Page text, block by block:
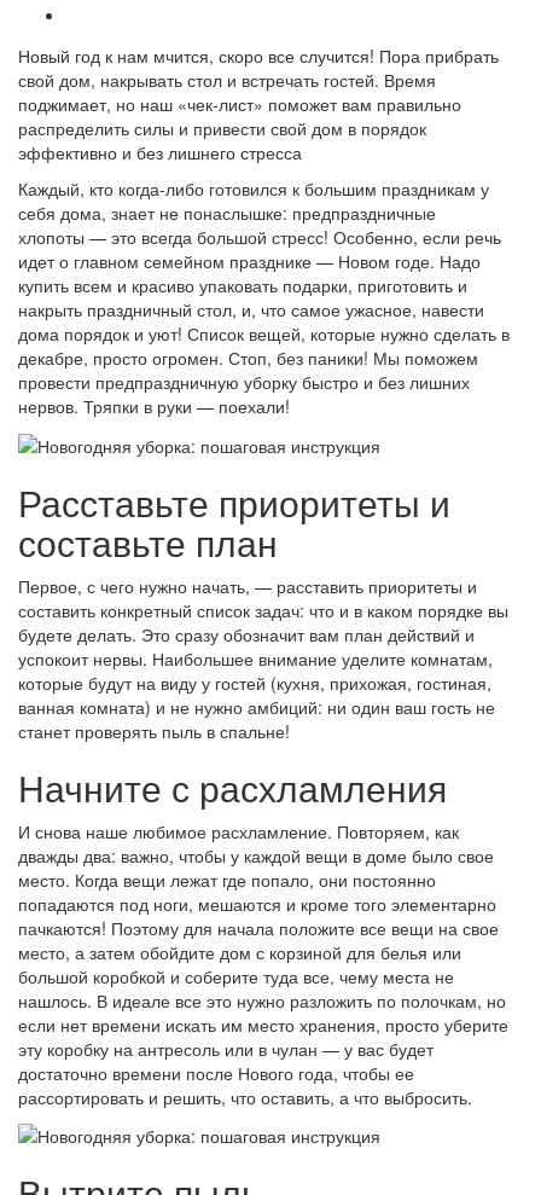
Новый год к нам мчится, скоро все случится! Пора прибрать
свой дом, накрывать стол и встречать гостей. Время
поджимает, но наш «чек-лист» поможет вам правильно
распределить силы и привести свой дом в порядок
эффективно и без лишнего стресса
Каждый, кто когда-либо готовился к большим праздникам у
себя дома, знает не понаслышке: предпраздничные
хлопоты — это всегда большой стресс! Особенно, если речь
идет о главном семейном празднике — Новом годе. Надо
купить всем и красиво упаковать подарки, приготовить и
накрыть праздничный стол, и, что самое ужасное, навести
дома порядок и уют! Список вещей, которые нужно сделать в
декабре, просто огромен. Стоп, без паники! Мы поможем
провести предпраздничную уборку быстро и без лишних
нервов. Тряпки в руки — поехали!
Расставьте приоритеты и
составьте план
Первое, с чего нужно начать, — расставить приоритеты и
составить конкретный список задач: что и в каком порядке вы
будете делать. Это сразу обозначит вам план действий и
успокоит нервы. Наибольшее внимание уделите комнатам,
которые будут на виду у гостей (кухня, прихожая, гостиная,
ванная комната) и не нужно амбиций: ни один ваш гость не
станет проверять пыль в спальне!
Начните с расхламления
И снова наше любимое расхламление. Повторяем, как
дважды два: важно, чтобы у каждой вещи в доме было свое
место. Когда вещи лежат где попало, они постоянно
попадаются под ноги, мешаются и кроме того элементарно
пачкаются! Поэтому для начала положите все вещи на свое
место, а затем обойдите дом с корзиной для белья или
большой коробкой и соберите туда все, чему места не
нашлось. В идеале все это нужно разложить по полочкам, но
если нет времени искать им место хранения, просто уберите
эту коробку на антресоль или в чулан — у вас будет
достаточно времени после Нового года, чтобы ее
рассортировать и решить, что оставить, а что выбросить.